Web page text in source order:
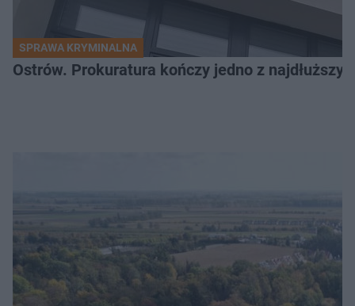
SPRAWA KRYMINALNA
Ostrów. Prokuratura kończy jedno z